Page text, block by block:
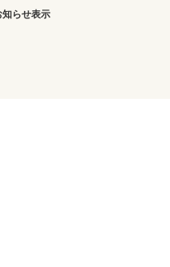
知らせ表示